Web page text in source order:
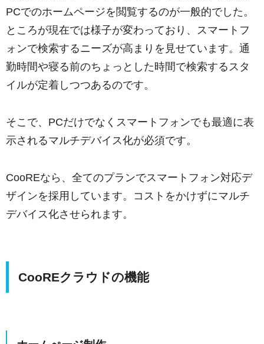
PCでのホームページを閲覧するのが一般的でした。
ところが現在では様子が変わっており、スマートフ
ォンで検索するニーズが高まりを見せています。通
勤時間や寝る前のちょっとした時間で検索するスタ
イルが定着しつつあるのです。
そこで、PCだけでなくスマートフォンでも最適に表
示されるマルチデバイス化が必須です。
CooREなら、全てのプランでスマートフォン対応デ
ザインを採用しています。コストをかけずにマルチ
デバイス化させられます。
CooREクラウドの機能